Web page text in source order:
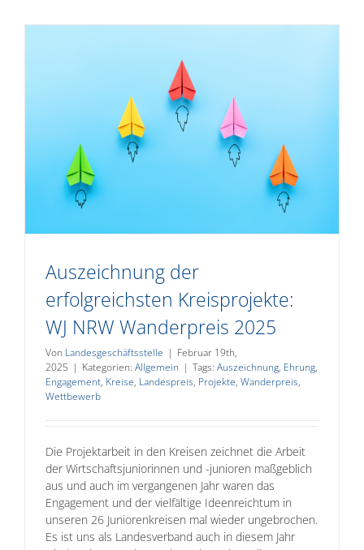
Auszeichnung der
erfolgreichsten Kreisprojekte:
WJ NRW Wanderpreis 2025
Von Landesgeschäftsstelle | Februar 19th,
2025 | Kategorien: Allgemein | Tags: Auszeichnung, Ehrung,
Engagement, Kreise, Landespreis, Projekte, Wanderpreis,
Wettbewerb
Die Projektarbeit in den Kreisen zeichnet die Arbeit
der Wirtschaftsjuniorinnen und -junioren maßgeblich
aus und auch im vergangenen Jahr waren das
Engagement und der vielfältige Ideenreichtum in
unseren 26 Juniorenkreisen mal wieder ungebrochen.
Es ist uns als Landesverband auch in diesem Jahr